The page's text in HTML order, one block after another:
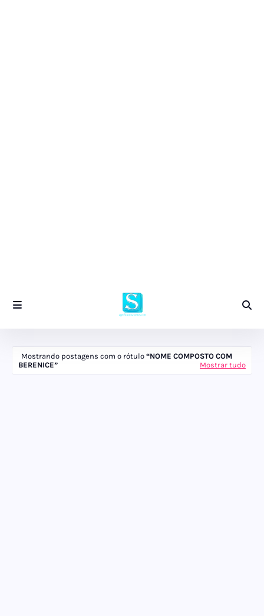
Mostrando postagens com o rótulo
NOME COMPOSTO COM
BERENICE
Mostrar tudo